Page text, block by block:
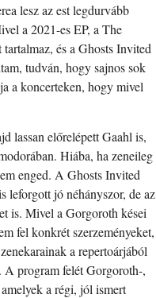
lesz az est legdurvább
a 2021-es EP, a The
és a Ghosts Invited
tudván, hogy sajnos sok
a koncerteken, hogy mivel
lassan előrelépett Gaahl is,
Hiába, ha zeneileg
enged. A Ghosts Invited
leforgott jó néhányszor, de az
is. Mivel a Gorgoroth kései
fel konkrét szerzeményeket,
a repertoárjából
A program felét Gorgoroth-,
a régi, jól ismert